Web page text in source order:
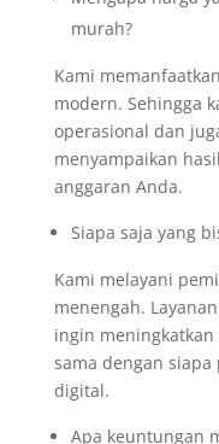
murah?
Kami
modern. Sehingga
operasional dan
menyampaikan
anggaran Anda.
Siapa saja yang
Kami melayani
menengah.
ingin
sama dengan
digital.
Apa keuntungan